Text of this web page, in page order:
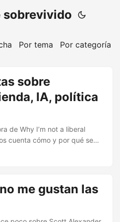
sobrevivido
Por tema Por categoría
sobre
IA, política
de Why I’m not a liberal
cuenta cómo y por qué se
los artículos en los que
el artículo The two Europes de
sobre el concepto de las
Mancur Olson. Un relato de
me gustan las